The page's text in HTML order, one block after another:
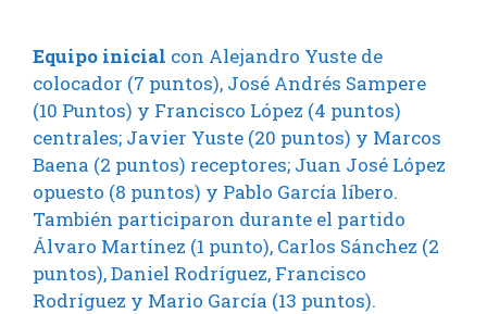
Equipo inicial con Alejandro Yuste de
colocador (7 puntos), José Andrés Sampere
(10 Puntos) y Francisco López (4 puntos)
centrales; Javier Yuste (20 puntos) y Marcos
Baena (2 puntos) receptores; Juan José López
opuesto (8 puntos) y Pablo García líbero.
También participaron durante el partido
Álvaro Martínez (1 punto), Carlos Sánchez (2
puntos), Daniel Rodríguez, Francisco
Rodríguez y Mario García (13 puntos).